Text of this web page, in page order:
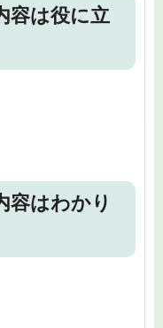
容は役に立
容はわかり